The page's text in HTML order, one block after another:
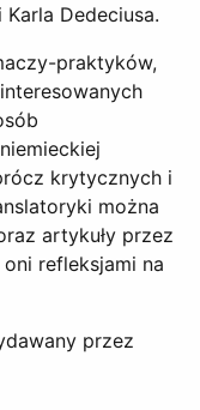
Dedeciusa.
praktyków,
krytycznych i
można
artykuły przez
refleksjami na
przez